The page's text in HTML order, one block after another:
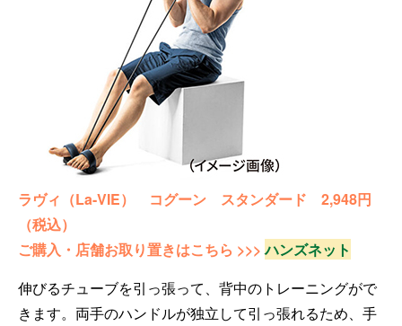
ラヴィ（La-VIE） コグーン スタンダード 2,948円
（税込）
ご購入・店舗お取り置きはこちら >>>ハンズネット
伸びるチューブを引っ張って、背中のトレーニングがで
きます。両手のハンドルが独立して引っ張れるため、手